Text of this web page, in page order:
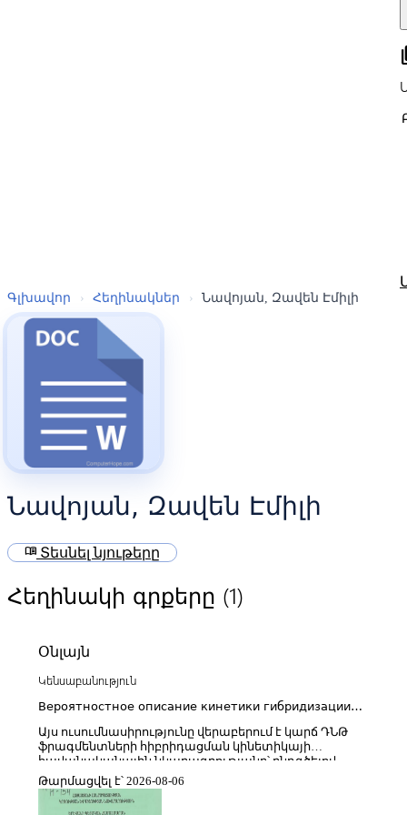
Գլխավոր › Հեղինակներ › Նավոյան, Զավեն Էմիլի
Նավոյան, Զավեն Էմիլի
menu_book Տեսնել նյութերը
Հեղինակի գրքերը (1)
Օնլայն
Կենսաբանություն
Вероятностное описание кинетики гибридизации
Այս ուսումնասիրությունը վերաբերում է կարճ ԴՆԹ
ֆրագմենտների հիբրիդացման կինետիկայի
հավանականային նկարագրությանը՝ ընդգծելով
մոլեկուլային փոխազդեցությունների ստոխաստիկ
բնույթը և դրանց մաթեմատիկական մոդելավորման
հնարավորությունները։ Աշխատանքը կենտրոնանում
Թարմացվել է՝ 2026-08-06